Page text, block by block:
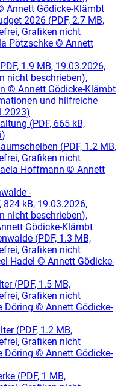
Annett Gödicke-Klämbt
2026 (PDF, 2.7 MB,
Grafiken nicht
Pötzschke © Annett
PDF, 1.9 MB, 19.03.2026,
nicht beschrieben),
© Annett Gödicke-Klämbt
und hilfreiche
)
(PDF, 665 kB,
)
(PDF, 1.2 MB,
Grafiken nicht
Hoffmann © Annett
-
824 kB, 19.03.2026,
nicht beschrieben),
Gödicke-Klämbt
(PDF, 1.3 MB,
Grafiken nicht
Hadel © Annett Gödicke-
(PDF, 1.5 MB,
Grafiken nicht
Döring © Annett Gödicke-
(PDF, 1.2 MB,
Grafiken nicht
Döring © Annett Gödicke-
(PDF, 1 MB,